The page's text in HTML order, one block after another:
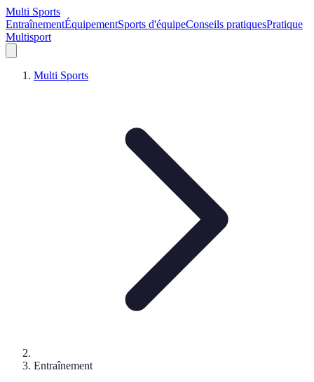
Multi Sports
EntraînementÉquipementSports d'équipeConseils pratiquesPratique
Multisport
Multi Sports
Entraînement